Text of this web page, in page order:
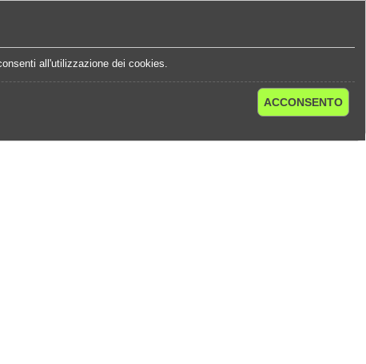
all'utilizzazione dei cookies.
ACCONSENTO